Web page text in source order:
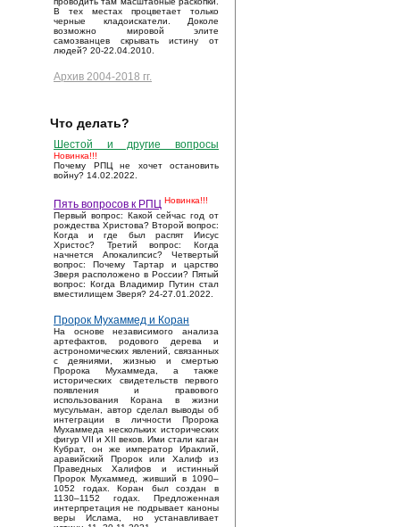
В тех местах процветает только
черные кладоискатели. Доколе
возможно мировой элите
самозванцев скрывать истину от
людей? 20-22.04.2010.
Архив 2004-2018 гг.
Что делать?
Шестой и другие вопросы
Новинка!!!
Почему РПЦ не хочет остановить
войну? 14.02.2022.
Пять вопросов к РПЦ Новинка!!!
Первый вопрос: Какой сейчас год от
рождества Христова? Второй вопрос:
Когда и где был распят Иисус
Христос? Третий вопрос: Когда
начнется Апокалипсис? Четвертый
вопрос: Почему Тартар и царство
Зверя расположено в России? Пятый
вопрос: Когда Владимир Путин стал
вместилищем Зверя? 24-27.01.2022.
Пророк Мухаммед и Коран
На основе независимого анализа
артефактов, родового дерева и
астрономических явлений, связанных
с деяниями, жизнью и смертью
Пророка Мухаммеда, а также
исторических свидетельств первого
появления и правового
использования Корана в жизни
мусульман, автор сделал выводы об
интеграции в личности Пророка
Мухаммеда нескольких исторических
фигур VII и XII веков. Ими стали каган
Кубрат, он же император Ираклий,
аравийский Пророк или Халиф из
Праведных Халифов и истинный
Пророк Мухаммед, живший в 1090–
1052 годах. Коран был создан в
1130–1152 годах. Предложенная
интерпретация не подрывает каноны
веры Ислама, но устанавливает